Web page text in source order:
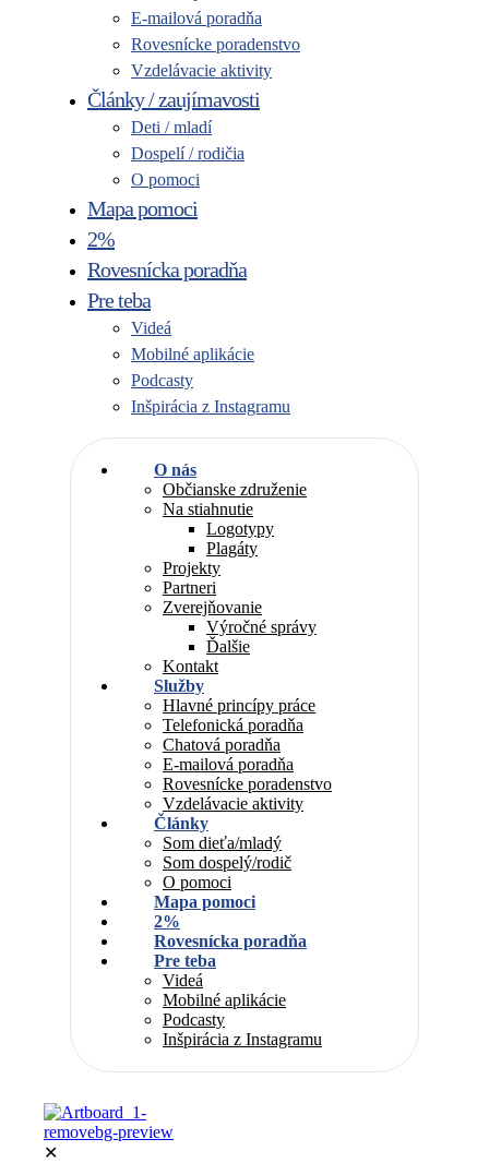
E-mailová poradňa
Rovesnícke poradenstvo
Vzdelávacie aktivity
Články / zaujímavosti
Deti / mladí
Dospelí / rodičia
O pomoci
Mapa pomoci
2%
Rovesnícka poradňa
Pre teba
Videá
Mobilné aplikácie
Podcasty
Inšpirácia z Instagramu
O nás
Občianske združenie
Na stiahnutie
Logotypy
Plagáty
Projekty
Partneri
Zverejňovanie
Výročné správy
Ďalšie
Kontakt
Služby
Hlavné princípy práce
Telefonická poradňa
Chatová poradňa
E-mailová poradňa
Rovesnícke poradenstvo
Vzdelávacie aktivity
Články
Som dieťa/mladý
Som dospelý/rodič
O pomoci
Mapa pomoci
2%
Rovesnícka poradňa
Pre teba
Videá
Mobilné aplikácie
Podcasty
Inšpirácia z Instagramu
✕